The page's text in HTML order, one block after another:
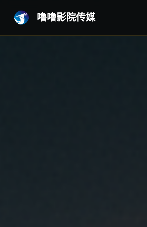
噜噜影院传媒